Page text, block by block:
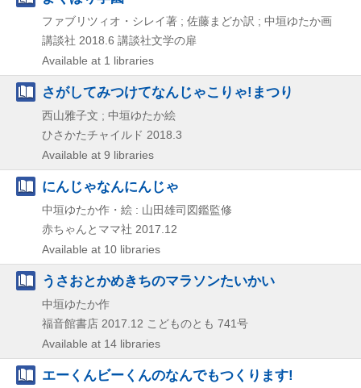
ファブリツィオ・シレイ著 ; 佐藤まどか訳 ; 中垣ゆたか画
講談社 2018.6 講談社文学の扉
Available at 1 libraries
さがしてみつけてなんじゃこりゃ!まつり
西山雅子文 ; 中垣ゆたか絵
ひさかたチャイルド 2018.3
Available at 9 libraries
にんじゃなんにんじゃ
中垣ゆたか作・絵 : 山田雄司図鑑監修
赤ちゃんとママ社 2017.12
Available at 10 libraries
うさおとかめきちのマラソンたいかい
中垣ゆたか作
福音館書店 2017.12 こどものとも 741号
Available at 14 libraries
エーくんビーくんのなんでもつくります!